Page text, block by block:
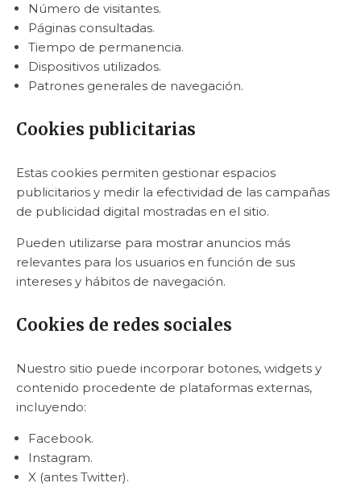
Número de visitantes.
Páginas consultadas.
Tiempo de permanencia.
Dispositivos utilizados.
Patrones generales de navegación.
Cookies publicitarias
Estas cookies permiten gestionar espacios
publicitarios y medir la efectividad de las campañas
de publicidad digital mostradas en el sitio.
Pueden utilizarse para mostrar anuncios más
relevantes para los usuarios en función de sus
intereses y hábitos de navegación.
Cookies de redes sociales
Nuestro sitio puede incorporar botones, widgets y
contenido procedente de plataformas externas,
incluyendo:
Facebook.
Instagram.
X (antes Twitter).